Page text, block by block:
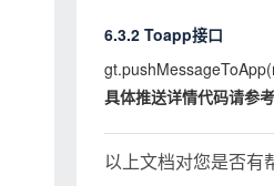
6.3.2 Toapp接口
具体推送详情代码请参考
以上文档对您是否有